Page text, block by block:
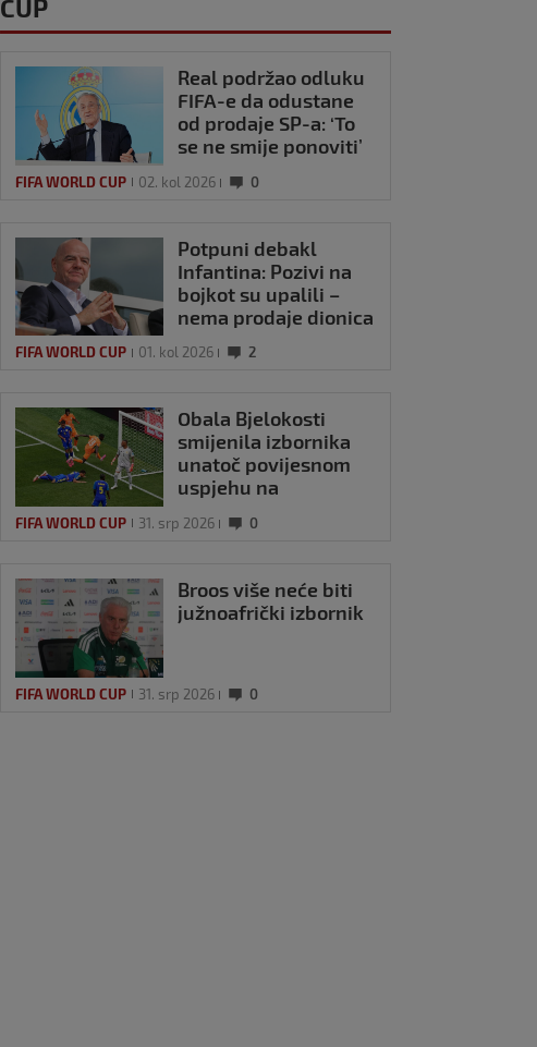
CUP
Real podržao odluku
FIFA-e da odustane
od prodaje SP-a: ‘To
se ne smije ponoviti’
FIFA WORLD CUP 02. kol 2026 0
Potpuni debakl
Infantina: Pozivi na
bojkot su upalili –
nema prodaje dionica
FIFA WORLD CUP 01. kol 2026 2
Obala Bjelokosti
smijenila izbornika
unatoč povijesnom
uspjehu na
FIFA WORLD CUP 31. srp 2026 0
Broos više neće biti
južnoafrički izbornik
FIFA WORLD CUP 31. srp 2026 0